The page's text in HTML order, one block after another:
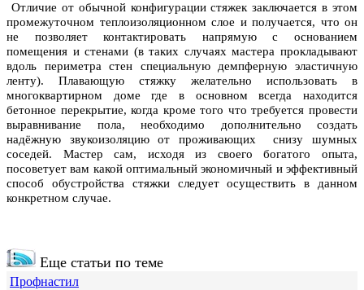
Отличие от обычной конфигурации стяжек заключается в этом
промежуточном теплоизоляционном слое и получается, что он
не позволяет контактировать напрямую с основанием
помещения истенами (в таких случаях мастера прокладывают
вдоль периметра стен специальную демпферную эластичную
ленту). Плавающую стяжку желательно использовать в
многоквартирном доме где в основном всегда находится
бетонное перекрытие, когда кроме того что требуется провести
выравнивание пола, необходимо дополнительно создать
надёжную звукоизоляцию от проживающих снизу шумных
соседей. Мастер сам, исходя из своего богатого опыта,
посоветует вам какой оптимальный экономичный и эффективный
способ обустройства стяжки следует осуществить в данном
конкретном случае.
Еще статьи по теме
Профнастил